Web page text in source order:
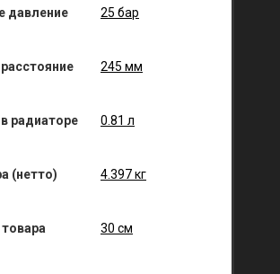
давление 25 бар
245 мм
радиаторе 0.81 л
(нетто) 4.397 кг
30 см